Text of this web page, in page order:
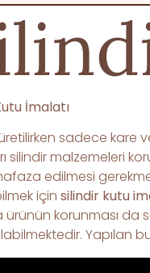
İmalatı
sadece kare
silindir malzemeleri
edilmesi
için silindir kutu
ürünün korunması da
Yapılan